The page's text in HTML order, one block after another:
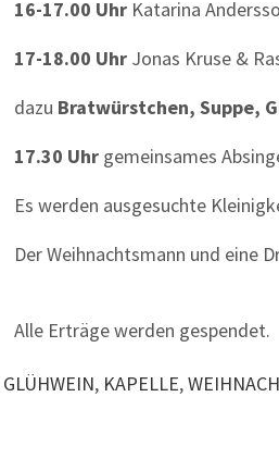
16-17.00 Uhr Katarina
17-18.00 Uhr Jonas Kruse &
dazu Bratwürstchen, Suppe,
17.30 Uhr gemeinsames
Es werden ausgesuchte
Der Weihnachtsmann und eine
Alle Erträge werden gespendet.
GLÜHWEIN, KAPELLE,